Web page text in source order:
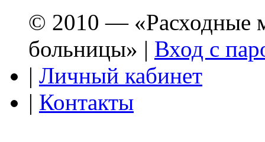
© 2010 — «Расходные
больницы» | Вход с
| Личный кабинет
| Контакты